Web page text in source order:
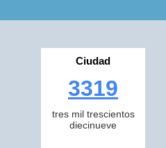
Ciudad
3319
tres mil trescientos
diecinueve